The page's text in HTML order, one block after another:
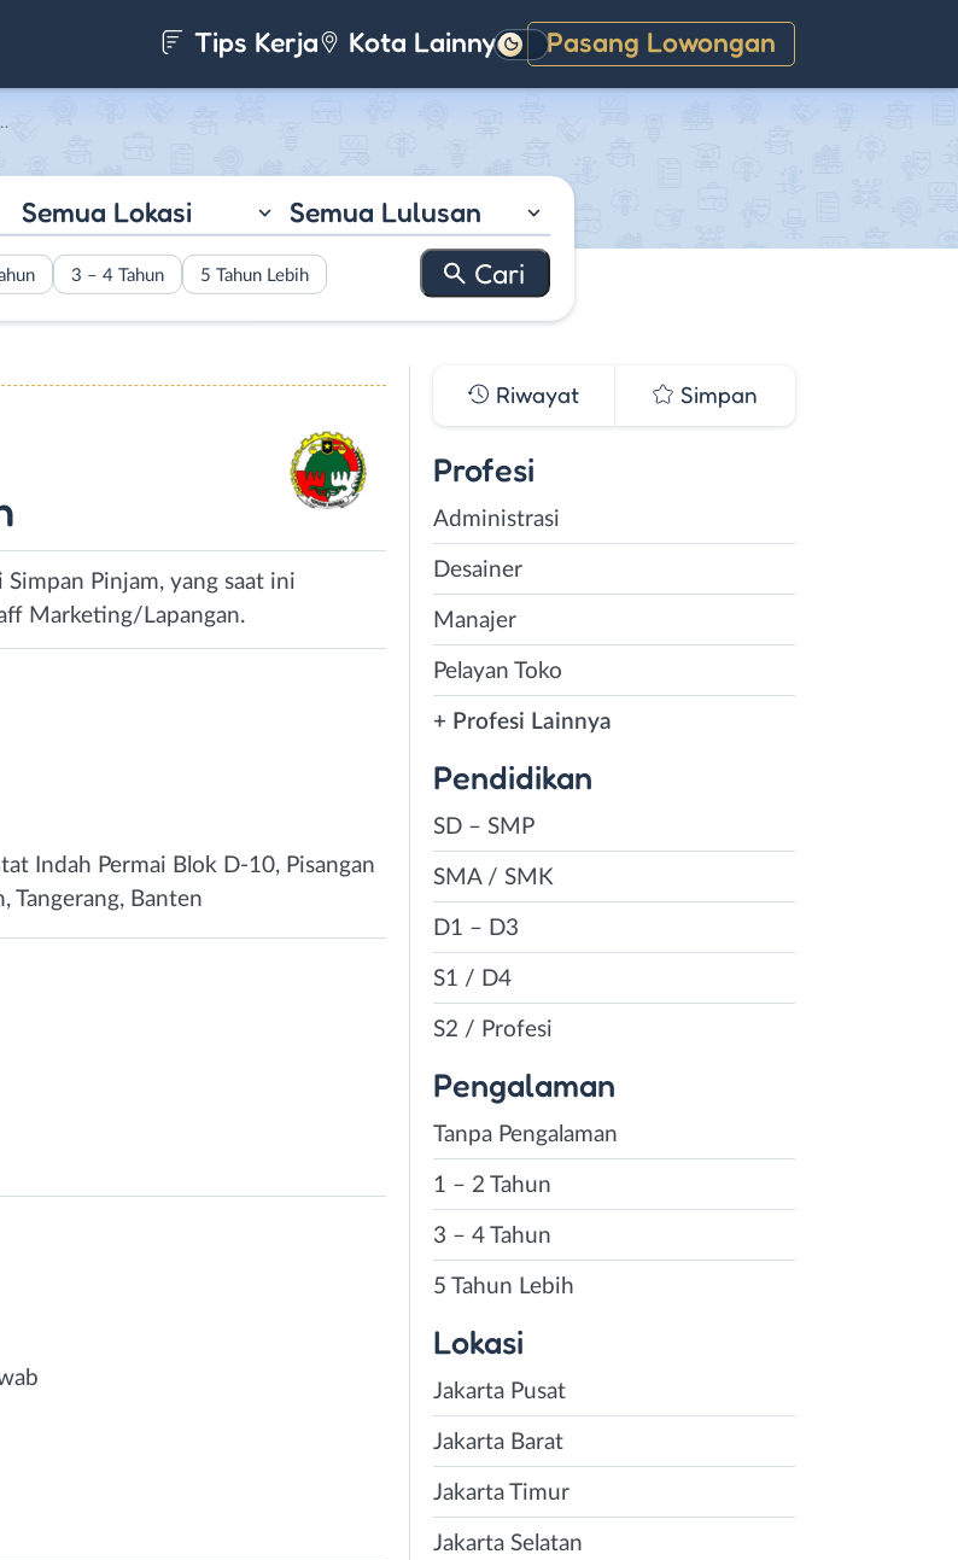
Tips Kerja Kota Lainnya Pasang Lowongan
Gelap
Semua Lokasi Semua Lulusan
3 – 4 Tahun 5 Tahun Lebih
Simpan Pinjam, yang saat ini
Marketing/Lapangan.
Indah Permai Blok D-10, Pisangan
Tangerang, Banten
Riwayat Simpan
Profesi
Administrasi
Desainer
Manajer
Pelayan Toko
+ Profesi Lainnya
Pendidikan
SD – SMP
SMA / SMK
D1 – D3
S1 / D4
S2 / Profesi
Pengalaman
Tanpa Pengalaman
1 – 2 Tahun
3 – 4 Tahun
5 Tahun Lebih
Lokasi
Jakarta Pusat
Jakarta Barat
Jakarta Timur
Jakarta Selatan